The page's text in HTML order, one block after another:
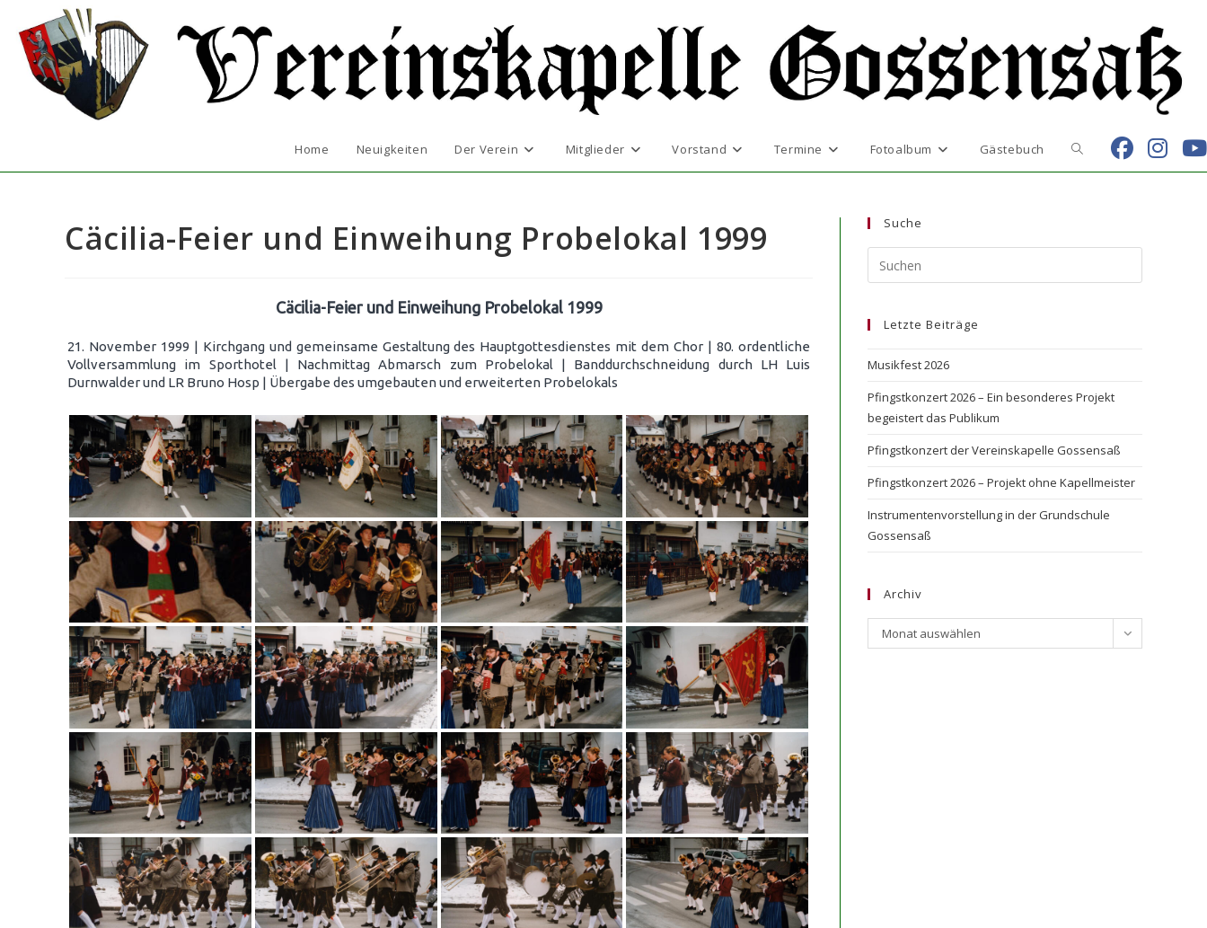
Inhalt
springen
Home Neuigkeiten Der Verein Mitglieder Vorstand Termine Fotoalbum Gästebuch Website-
Cäcilia-Feier und Einweihung Probelokal 1999
Cäcilia-Feier und Einweihung Probelokal 1999
21. November 1999 | Kirchgang und gemeinsame Gestaltung des Hauptgottesdienstes mit dem Chor | 80. ordentliche
Vollversammlung im Sporthotel | Nachmittag Abmarsch zum Probelokal | Banddurchschneidung durch LH Luis
Durnwalder und LR Bruno Hosp | Übergabe des umgebauten und erweiterten Probelokals
Suche
Letzte Beiträge
Musikfest 2026
Pfingstkonzert 2026 – Ein besonderes Projekt
begeistert das Publikum
Pfingstkonzert der Vereinskapelle Gossensaß
Pfingstkonzert 2026 – Projekt ohne Kapellmeister
Instrumentenvorstellung in der Grundschule
Gossensaß
Archiv
Archiv
Monat auswählen